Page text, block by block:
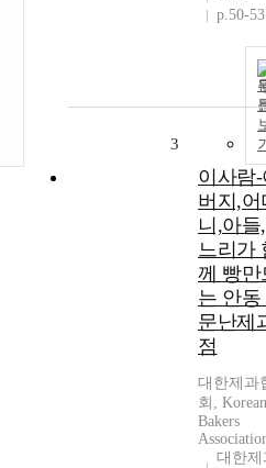
p.50-53
3
이사람-
버지,어
니,아들
느리가
께 빵만
는 안동
문난제
점
대한제과
회, Korean
Bakers
대한제